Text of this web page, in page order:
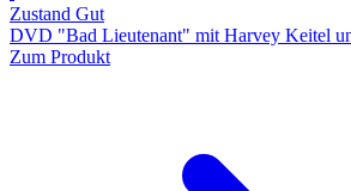
Zustand Gut
DVD "Bad Lieutenant" mit Harvey Keitel
Zum Produkt